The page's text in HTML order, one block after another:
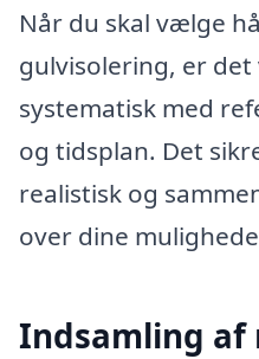
Når du skal vælge
gulvisolering, er
systematisk med
og tidsplan. Det
realistisk og
over dine
Indsamling af